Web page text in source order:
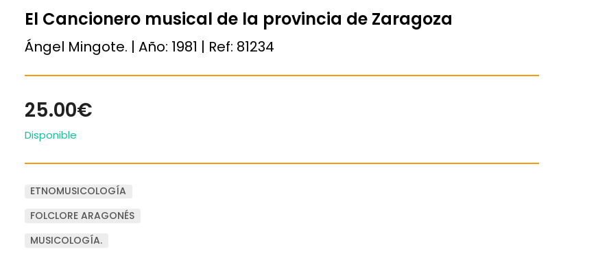
El Cancionero musical de la provincia de Zaragoza
Ángel Mingote. | Año: 1981 | Ref: 81234
25.00€
Disponible
ETNOMUSICOLOGÍA
FOLCLORE ARAGONÉS
MUSICOLOGÍA.